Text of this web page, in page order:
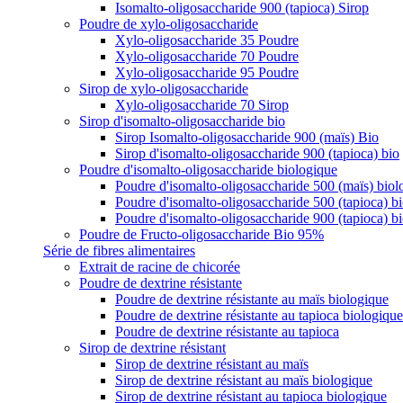
Isomalto-oligosaccharide 900 (tapioca) Sirop
Poudre de xylo-oligosaccharide
Xylo-oligosaccharide 35 Poudre
Xylo-oligosaccharide 70 Poudre
Xylo-oligosaccharide 95 Poudre
Sirop de xylo-oligosaccharide
Xylo-oligosaccharide 70 Sirop
Sirop d'isomalto-oligosaccharide bio
Sirop Isomalto-oligosaccharide 900 (maïs) Bio
Sirop d'isomalto-oligosaccharide 900 (tapioca) bio
Poudre d'isomalto-oligosaccharide biologique
Poudre d'isomalto-oligosaccharide 500 (maïs)
Poudre d'isomalto-oligosaccharide 500 (tapioca)
Poudre d'isomalto-oligosaccharide 900 (tapioca)
Poudre de Fructo-oligosaccharide Bio 95%
Série de fibres alimentaires
Extrait de racine de chicorée
Poudre de dextrine résistante
Poudre de dextrine résistante au maïs biologique
Poudre de dextrine résistante au tapioca biologique
Poudre de dextrine résistante au tapioca
Sirop de dextrine résistant
Sirop de dextrine résistant au maïs
Sirop de dextrine résistant au maïs biologique
Sirop de dextrine résistant au tapioca biologique